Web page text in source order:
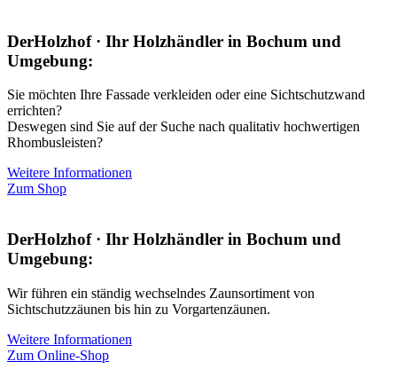
DerHolzhof · Ihr Holzhändler in Bochum und
Umgebung:
Sie möchten Ihre Fassade verkleiden oder eine Sichtschutzwand
errichten?
Deswegen sind Sie auf der Suche nach qualitativ hochwertigen
Rhombusleisten?
Weitere Informationen
Zum Shop
DerHolzhof · Ihr Holzhändler in Bochum und
Umgebung:
Wir führen ein ständig wechselndes Zaunsortiment von
Sichtschutzzäunen bis hin zu Vorgartenzäunen.
Weitere Informationen
Zum Online-Shop